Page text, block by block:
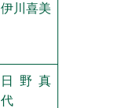
伊川喜美
日野真
代